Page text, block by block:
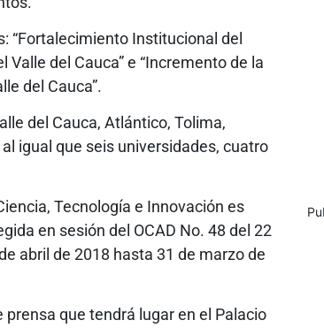
“Fortalecimiento Institucional del
del Cauca” e “Incremento de la
del Cauca”.
del Cauca, Atlántico, Tolima,
igual que seis universidades, cuatro
Tecnología e Innovación es
en sesión del OCAD No. 48 del 22
abril de 2018 hasta 31 de marzo de
que tendrá lugar en el Palacio